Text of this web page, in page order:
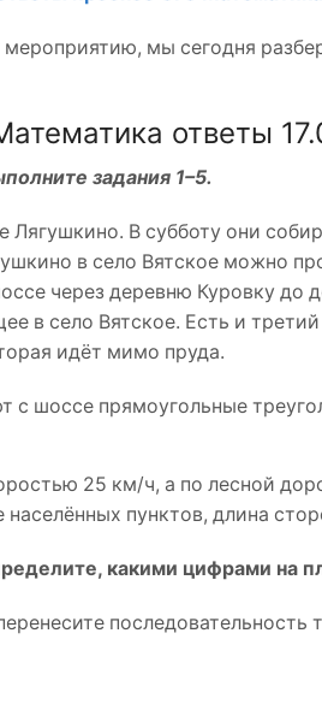
мы сегодня
ответы
задания 1–5.
В субботу они
в село Вятское можно
через деревню Куровку до
в село Вятское. Есть и
идёт мимо пруда.
с шоссе прямоугольные
25 км/ч, а по лесной
пунктов, длина
какими цифрами на